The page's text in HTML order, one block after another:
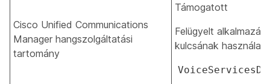
Cisco Unified Communications
Manager hangszolgáltatási
tartomány
Támogatott
Felügyelt
kulcsának használata